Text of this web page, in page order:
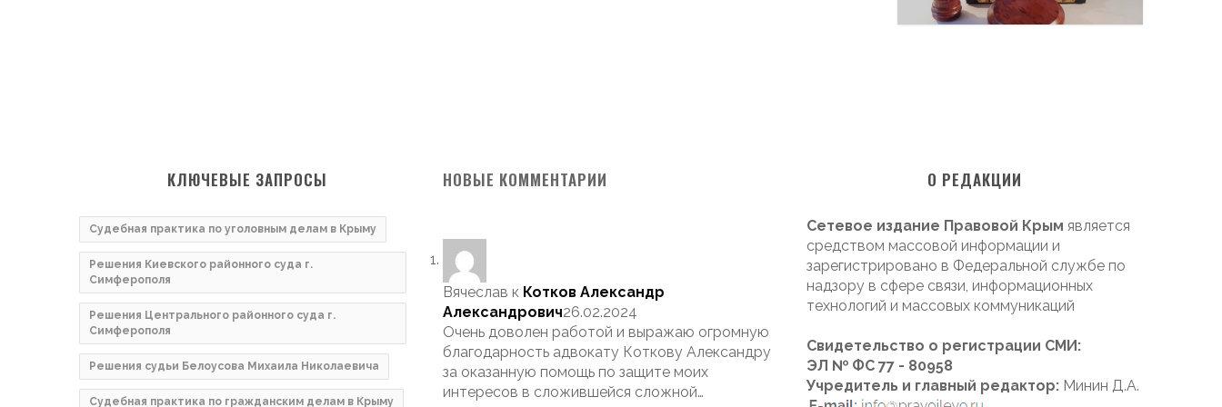
КЛЮЧЕВЫЕ ЗАПРОСЫ
Судебная практика по уголовным делам в Крыму
Решения Киевского районного суда г.
Симферополя
Решения Центрального районного суда г.
Симферополя
Решения судьи Белоусова Михаила Николаевича
Судебная практика по гражданским делам в Крыму
НОВЫЕ КОММЕНТАРИИ
Вячеслав к Котков Александр
Александрович26.02.2024
Очень доволен работой и выражаю огромную
благодарность адвокату Коткову Александру
за оказанную помощь по защите моих
интересов в сложившейся сложной…
О РЕДАКЦИИ
Сетевое издание Правовой Крым является
средством массовой информации и
зарегистрировано в Федеральной службе по
надзору в сфере связи, информационных
технологий и массовых коммуникаций
Свидетельство о регистрации СМИ:
ЭЛ № ФС 77 - 80958
Учредитель и главный редактор: Минин Д.А.